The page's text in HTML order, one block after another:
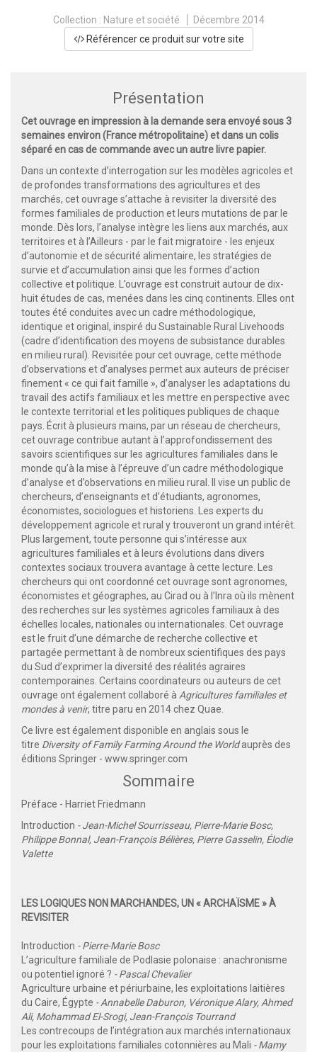
Collection : Nature et société
Décembre 2014
Référencer ce produit sur votre site
Présentation
Cet ouvrage en impression à la demande sera envoyé sous 3
semaines environ (France métropolitaine) et dans un colis
séparé en cas de commande avec un autre livre papier.
Dans un contexte d’interrogation sur les modèles agricoles et
de profondes transformations des agricultures et des
marchés, cet ouvrage s’attache à revisiter la diversité des
formes familiales de production et leurs mutations de par le
monde. Dès lors, l’analyse intègre les liens aux marchés, aux
territoires et à l’Ailleurs - par le fait migratoire - les enjeux
d’autonomie et de sécurité alimentaire, les stratégies de
survie et d’accumulation ainsi que les formes d’action
collective et politique. L’ouvrage est construit autour de dix-
huit études de cas, menées dans les cinq continents. Elles ont
toutes été conduites avec un cadre méthodologique,
identique et original, inspiré du Sustainable Rural Livehoods
(cadre d’identification des moyens de subsistance durables
en milieu rural). Revisitée pour cet ouvrage, cette méthode
d’observations et d’analyses permet aux auteurs de préciser
finement « ce qui fait famille », d’analyser les adaptations du
travail des actifs familiaux et les mettre en perspective avec
le contexte territorial et les politiques publiques de chaque
pays. Écrit à plusieurs mains, par un réseau de chercheurs,
cet ouvrage contribue autant à l’approfondissement des
savoirs scientifiques sur les agricultures familiales dans le
monde qu’à la mise à l’épreuve d’un cadre méthodologique
d’analyse et d’observations en milieu rural. Il vise un public de
chercheurs, d’enseignants et d’étudiants, agronomes,
économistes, sociologues et historiens. Les experts du
développement agricole et rural y trouveront un grand intérêt.
Plus largement, toute personne qui s’intéresse aux
agricultures familiales et à leurs évolutions dans divers
contextes sociaux trouvera avantage à cette lecture. Les
chercheurs qui ont coordonné cet ouvrage sont agronomes,
économistes et géographes, au Cirad ou à l’Inra où ils mènent
des recherches sur les systèmes agricoles familiaux à des
échelles locales, nationales ou internationales. Cet ouvrage
est le fruit d’une démarche de recherche collective et
partagée permettant à de nombreux scientifiques des pays
du Sud d’exprimer la diversité des réalités agraires
contemporaines. Certains coordinateurs ou auteurs de cet
ouvrage ont également collaboré à Agricultures familiales et
mondes à venir, titre paru en 2014 chez Quae.
Ce livre est également disponible en anglais sous le
titre Diversity of Family Farming Around the Worldauprès des
éditions Springer - www.springer.com
Sommaire
Préface - Harriet Friedmann
Introduction - Jean-Michel Sourrisseau, Pierre-Marie Bosc,
Philippe Bonnal, Jean-François Bélières, Pierre Gasselin, Élodie
Valette
LES LOGIQUES NON MARCHANDES, UN « ARCHAÏSME » À
REVISITER
Introduction - Pierre-Marie Bosc
L’agriculture familiale de Podlasie polonaise : anachronisme
ou potentiel ignoré ? - Pascal Chevalier
Agriculture urbaine et périurbaine, les exploitations laitières
du Caire, Égypte - Annabelle Daburon, Véronique Alary, Ahmed
Ali, Mohammad El-Srogi, Jean-François Tourrand
Les contrecoups de l’intégration aux marchés internationaux
pour les exploitations familiales cotonnières au Mali - Mamy